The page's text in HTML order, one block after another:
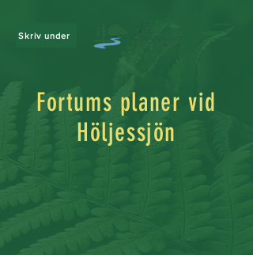
Skriv under
Fortums planer vid
Höljessjön